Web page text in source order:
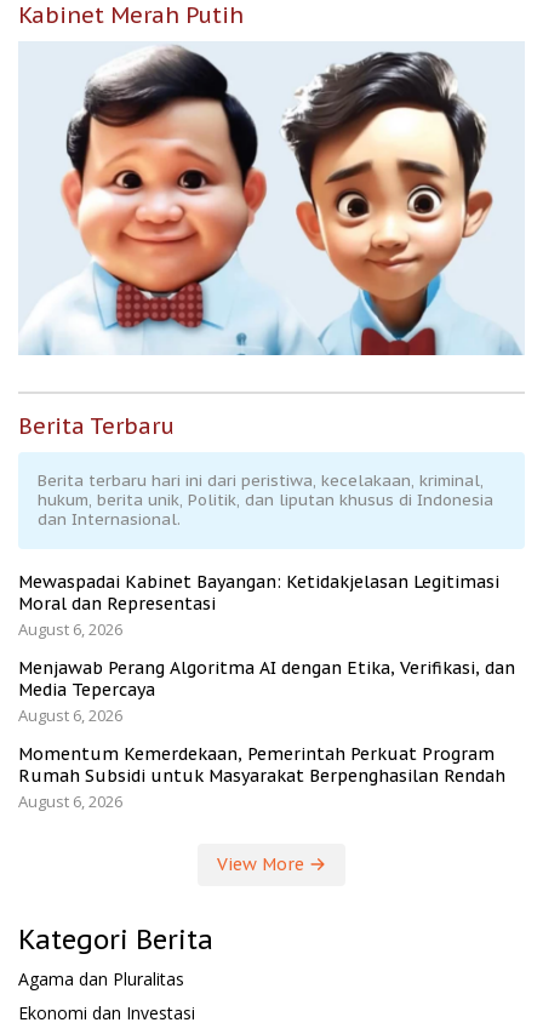
Kabinet Merah Putih
Berita Terbaru
Berita terbaru hari ini dari peristiwa, kecelakaan, kriminal,
hukum, berita unik, Politik, dan liputan khusus di Indonesia
dan Internasional.
Mewaspadai Kabinet Bayangan: Ketidakjelasan Legitimasi
Moral dan Representasi
August 6, 2026
Menjawab Perang Algoritma AI dengan Etika, Verifikasi, dan
Media Tepercaya
August 6, 2026
Momentum Kemerdekaan, Pemerintah Perkuat Program
Rumah Subsidi untuk Masyarakat Berpenghasilan Rendah
August 6, 2026
View More
Kategori Berita
Agama dan Pluralitas
Ekonomi dan Investasi